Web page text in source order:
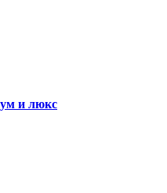
и люкс